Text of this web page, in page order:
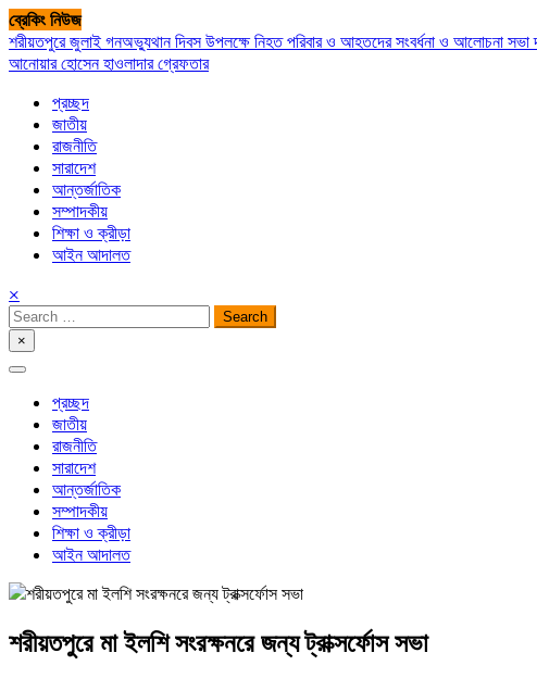
Skip
to
content
ব্রেকিং নিউজ
শরীয়তপুরে জুলাই গনঅভ্যুথান দিবস উপলক্ষে নিহত পরিবার ও আহতদের সংবর্ধনা ও আলোচনা সভা
আনোয়ার হোসেন হাওলাদার গ্রেফতার
প্রচ্ছদ
জাতীয়
রাজনীতি
সারাদেশ
আন্তর্জাতিক
সম্পাদকীয়
শিক্ষা ও ক্রীড়া
আইন আদালত
×
Search
for:
×
প্রচ্ছদ
জাতীয়
রাজনীতি
সারাদেশ
আন্তর্জাতিক
সম্পাদকীয়
শিক্ষা ও ক্রীড়া
আইন আদালত
শরীয়তপুরে মা ইলশি সংরক্ষনরে জন্য ট্রাক্সর্ফোস সভা